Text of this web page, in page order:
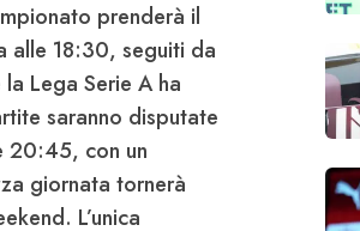
prenderà il
alle 18:30, seguiti da
la Lega Serie Aha
saranno disputate
20:45, con un
giornata tornerà
L’unica